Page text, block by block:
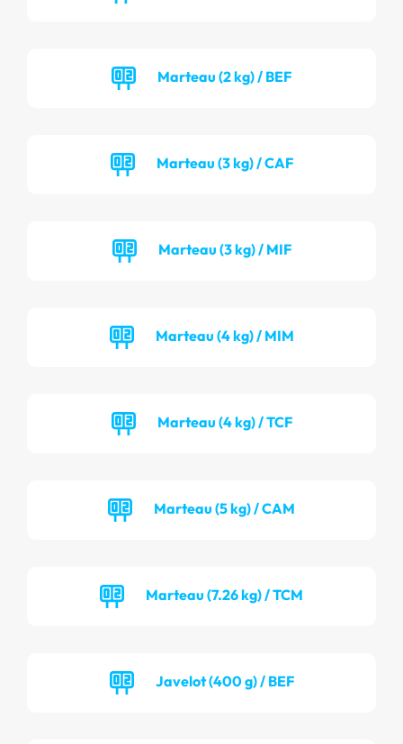
Marteau (2 kg) / BEF
Marteau (3 kg) / CAF
Marteau (3 kg) / MIF
Marteau (4 kg) / MIM
Marteau (4 kg) / TCF
Marteau (5 kg) / CAM
Marteau (7.26 kg) / TCM
Javelot (400 g) / BEF